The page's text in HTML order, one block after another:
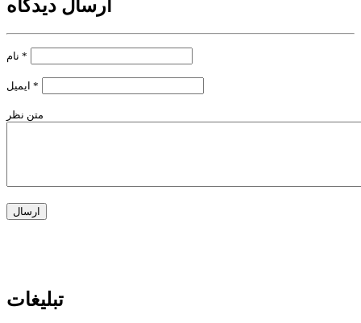
ارسال دیدگاه
*
*
متن نظر
تبلیغات